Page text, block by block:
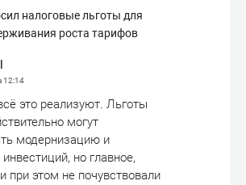
налоговые льготы для
роста тарифов
12:14
это реализуют. Льготы
могут
модернизацию и
но главное,
при этом не почувствовали